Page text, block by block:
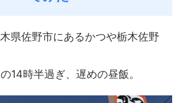
県佐野市にあるかつや栃木佐野
14時半過ぎ、遅めの昼飯。